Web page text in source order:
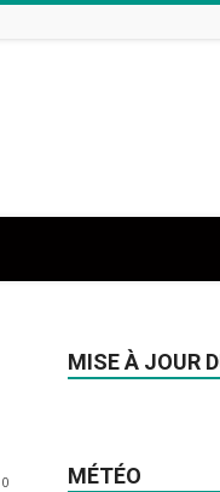
0
MISE À JOUR
MÉTÉO